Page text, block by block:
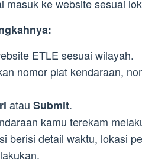
masuk ke website sesuai
ETLE sesuai wilayah.
nomor plat kendaraan,
atau Submit.
kamu terekam
berisi detail waktu, lokasi